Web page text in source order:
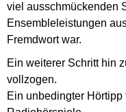
viel ausschmückenden
Ensembleleistungen
Fremdwort war.
Ein weiterer Schritt hin
vollzogen.
Ein unbedingter